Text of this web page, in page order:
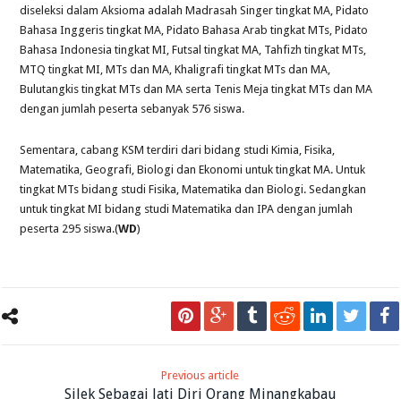
diseleksi dalam Aksioma adalah Madrasah Singer tingkat MA, Pidato
Bahasa Inggeris tingkat MA, Pidato Bahasa Arab tingkat MTs, Pidato
Bahasa Indonesia tingkat MI, Futsal tingkat MA, Tahfizh tingkat MTs,
MTQ tingkat MI, MTs dan MA, Khaligrafi tingkat MTs dan MA,
Bulutangkis tingkat MTs dan MA serta Tenis Meja tingkat MTs dan MA
dengan jumlah peserta sebanyak 576 siswa.
Sementara, cabang KSM terdiri dari bidang studi Kimia, Fisika,
Matematika, Geografi, Biologi dan Ekonomi untuk tingkat MA. Untuk
tingkat MTs bidang studi Fisika, Matematika dan Biologi. Sedangkan
untuk tingkat MI bidang studi Matematika dan IPA dengan jumlah
peserta 295 siswa.(WD)
Previous article
Silek Sebagai Jati Diri Orang Minangkabau